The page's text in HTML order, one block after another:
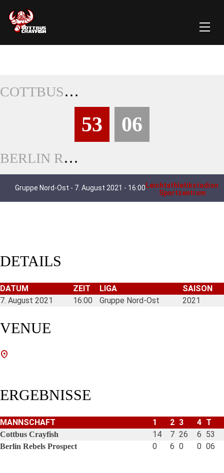
COTTBUS CRAYFISH
53 06
BERLIN REBELS PROSPECT
Gruppe Nord-Ost - 7. August 2021 - 16:00 Leichtathletikstadion,
Sportzentrum
DETAILS
DATUM ZEIT LIGA
SAISON
7. August 2021
16:00 Gruppe Nord-Ost 2021
VENUE
ERGEBNISSE
MANNSCHAFT 1 2 3 4 T
Cottbus Crayfish 14 7 26 6 53
Berlin Rebels Prospect 0 6 0 0 06